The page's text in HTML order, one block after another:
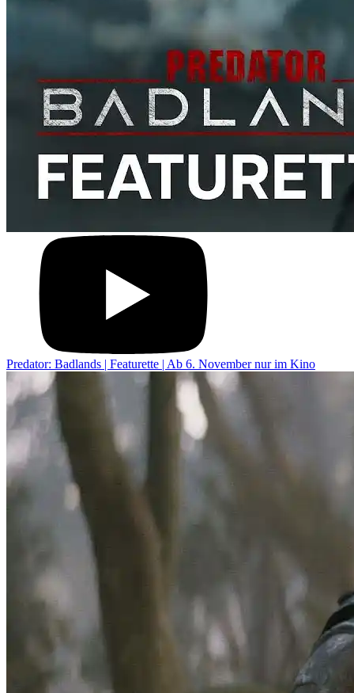
Predator: Badlands | Featurette | Ab 6. November nur im Kino